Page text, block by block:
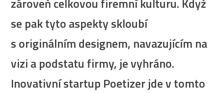
zároveň celkovou firemní kulturu. Když
se pak tyto aspekty skloubí
s originálním designem, navazujícím na
vizi a podstatu firmy, je vyhráno.
Inovativní startup Poetizer jde v tomto